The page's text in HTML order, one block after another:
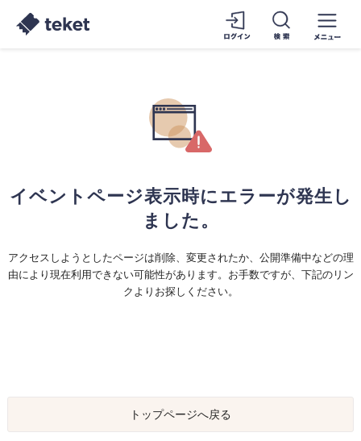
イベントページ表示時にエラーが発生し
ました。
アクセスしようとしたページは削除、変更されたか、公開準備中などの理
由により現在利用できない可能性があります。お手数ですが、下記のリン
クよりお探しください。
トップページへ戻る